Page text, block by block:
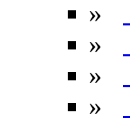
»
»
»
»